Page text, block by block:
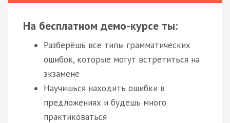
На бесплатном демо-курсе ты:
Разберёшь все типы грамматических
ошибок, которые могут встретиться на
экзамене
Научишься находить ошибки в
предложениях и будешь много
практиковаться